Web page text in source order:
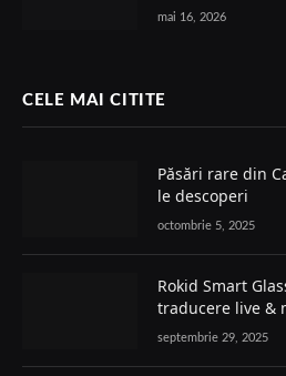
mai 16, 2026
CELE MAI CITITE
Păsări rare din
le descoperi
octombrie 5, 2025
Rokid Smart
traducere live &
septembrie 29, 2025